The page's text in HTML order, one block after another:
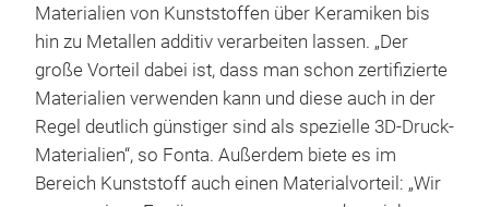
Materialien von Kunststoffen über Keramiken bis
hin zu Metallen additiv verarbeiten lassen. „Der
große Vorteil dabei ist, dass man schon zertifizierte
Materialien verwenden kann und diese auch in der
Regel deutlich günstiger sind als spezielle 3D-Druck-
Materialien“, so Fonta. Außerdem biete es im
Bereich Kunststoff auch einen Materialvorteil: „Wir